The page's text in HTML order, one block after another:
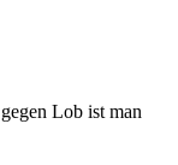
Lob ist man